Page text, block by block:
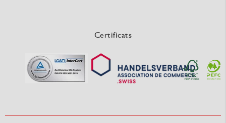
Certificats